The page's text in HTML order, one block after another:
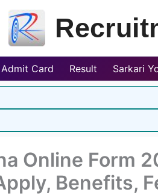
Admit Card Result Sarkari
Online Form
Benefits,